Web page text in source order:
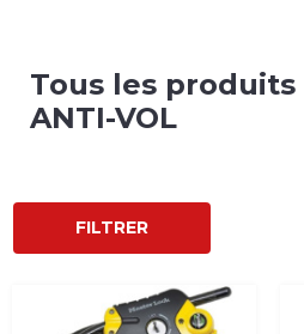
Tous les produits
ANTI-VOL
FILTRER